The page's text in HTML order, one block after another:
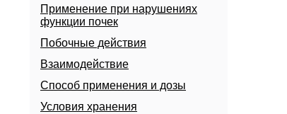
Применение при нарушениях
функции почек
Побочные действия
Взаимодействие
Способ применения и дозы
Условия хранения